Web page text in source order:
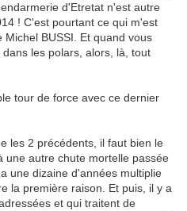
d'Etretat n'est autre
! C'est pourtant ce qui m'est
BUSSI. Et quand vous
les polars, alors, là, tout
tour de force avec ce dernier
les 2 précédents, il faut bien le
une autre chute mortelle passée
une dizaine d'années multiplie
la première raison. Et puis, il y a
et qui traitent de